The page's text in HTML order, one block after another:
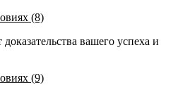
вашего успеха и